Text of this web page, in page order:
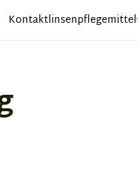
Kontaktlinsenpflegemittel